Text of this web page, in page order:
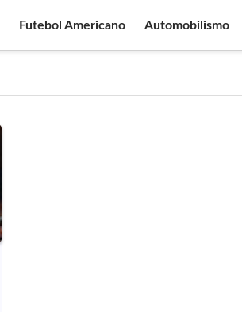
Futebol Americano Automobilismo